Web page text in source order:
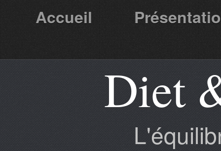
Accueil
Partenaires Diet